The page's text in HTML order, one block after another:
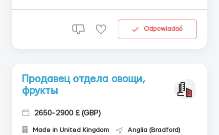
Odpowiadać
Продавец отдела овощи,
фрукты
2650-2900 £ (GBP)
Made in United Kingdom Anglia (Bradford)